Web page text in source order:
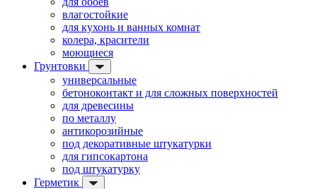
влагостойкие
для кухонь и ванных комнат
колера, красители
моющиеся
Грунтовки
универсальные
бетоноконтакт и для сложных поверхностей
для древесины
по металлу
антикорозийные
под декоративные штукатурки
для гипсокартона
под штукатурку
Герметик